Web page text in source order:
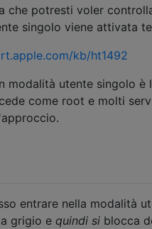
che potresti voler
singolo viene attivata
kb/ht1492
modalità utente singolo
come root e molti
entrare nella modalità
grigio e quindi si blocca